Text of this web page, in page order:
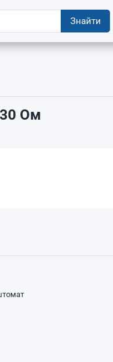
Знайти
30 Ом